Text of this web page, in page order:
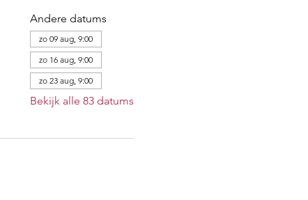
Andere datums
zo 09 aug, 9:00
zo 16 aug, 9:00
zo 23 aug, 9:00
Bekijk alle 83 datums